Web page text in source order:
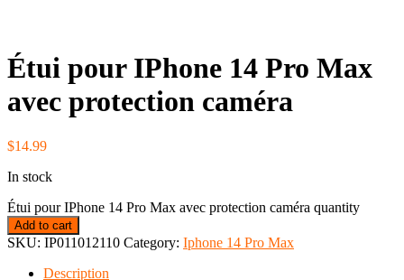
Étui pour IPhone 14 Pro Max
avec protection caméra
$14.99
In stock
Étui pour IPhone 14 Pro Max avec protection caméra quantity
Add to cart
SKU: IP011012110 Category: Iphone 14 Pro Max
Description